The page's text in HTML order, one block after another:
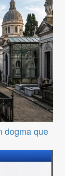
dogma que